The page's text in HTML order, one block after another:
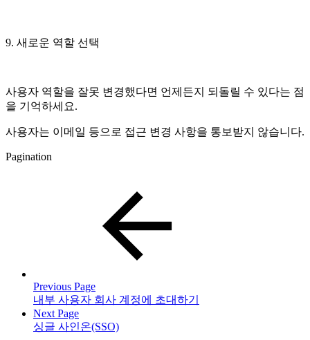
9. 새로운 역할 선택
사용자 역할을 잘못 변경했다면 언제든지 되돌릴 수 있다는 점
을 기억하세요.
사용자는 이메일 등으로 접근 변경 사항을 통보받지 않습니다.
Pagination
Previous Page
내부 사용자 회사 계정에 초대하기
Next Page
싱글 사인온(SSO)